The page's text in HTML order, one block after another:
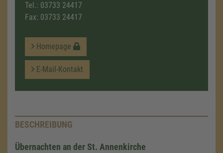
Tel.: 03733 24417
Fax: 03733 24417
Homepage
E-Mail-Kontakt
BESCHREIBUNG
Übernachten an der St. Annenkirche